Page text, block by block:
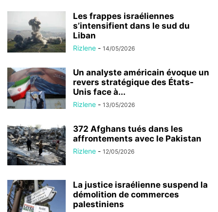
Les frappes israéliennes
s’intensifient dans le sud du
Liban
Rizlene - 14/05/2026
Un analyste américain évoque un
revers stratégique des États-
Unis face à...
Rizlene - 13/05/2026
372 Afghans tués dans les
affrontements avec le Pakistan
Rizlene - 12/05/2026
La justice israélienne suspend la
démolition de commerces
palestiniens